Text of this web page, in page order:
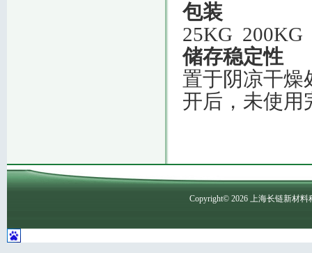
包装
25KG 200KG
储存稳定性
置于阴凉干燥
开后，未使用
Copyright© 2026上海长链新材